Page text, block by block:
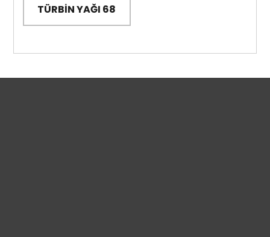
TÜRBİN YAĞI 68